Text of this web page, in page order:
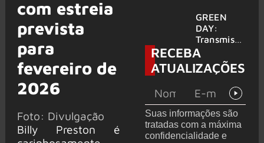
com estreia
prevista
para
fevereiro de
2026
Foto: Divulgação
Billy Preston é
filmados
para
provável
filme
GREEN
DAY:
Transmissã
o 24 horas
‘Green Day
TV’ é
YouTube
RECEBA
ATUALIZAÇÕES
Suas informações são
tratadas com a máxima
confidencialidade e